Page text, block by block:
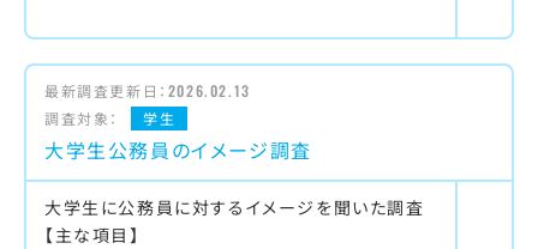
最新調査更新日： 2026.02.13
調査対象：
学生
大学生公務員のイメージ調査
大学生に公務員に対するイメージを聞いた調査
【主な項目】